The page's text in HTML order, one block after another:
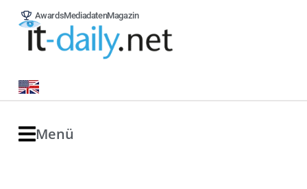
AwardsMediadatenMagazin
Menü